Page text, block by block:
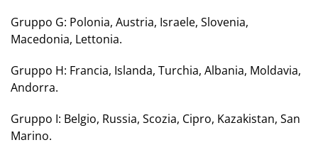
Gruppo G: Polonia, Austria, Israele, Slovenia,
Macedonia, Lettonia.
Gruppo H: Francia, Islanda, Turchia, Albania, Moldavia,
Andorra.
Gruppo I: Belgio, Russia, Scozia, Cipro, Kazakistan, San
Marino.